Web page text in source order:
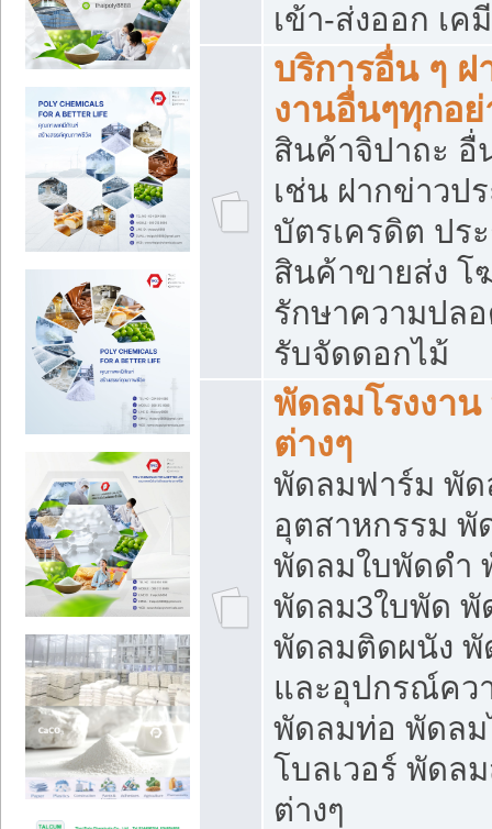
เข้า-ส่งออก เ
บริการอื่น ๆ
งานอื่นๆทุกอ
สินค้าจิปาถะ อื่
เช่น ฝากข่าวป
บัตรเครดิต ปร
สินค้าขายส่ง
รักษาความปล
รับจัดดอกไม้
พัดลมโรงงา
ต่างๆ
พัดลมฟาร์ม พัด
อุตสาหกรรม
พัดลมใบพัดดำ
พัดลม3ใบพัด พั
พัดลมติดผนัง
และอุปกรณ์คว
พัดลมท่อ พัดลม
โบลเวอร์ พัดล
ต่างๆ